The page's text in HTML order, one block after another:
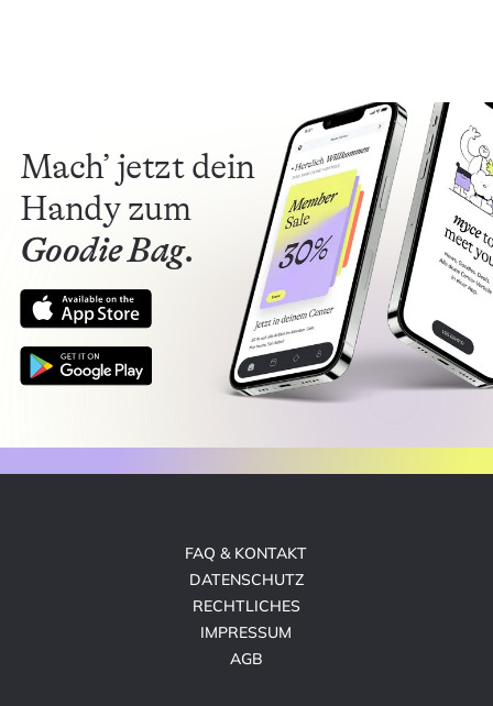
Mach’ jetzt dein
Handy zum
Goodie Bag.
FAQ & KONTAKT
DATENSCHUTZ
RECHTLICHES
IMPRESSUM
AGB